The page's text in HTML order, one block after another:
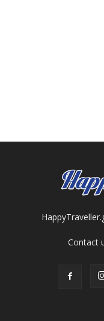
Contact